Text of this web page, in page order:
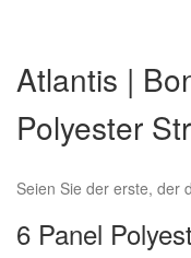
der
Bildergalerie
springen
Atlantis |
Polyester
Seien Sie der erste, der
6 Panel